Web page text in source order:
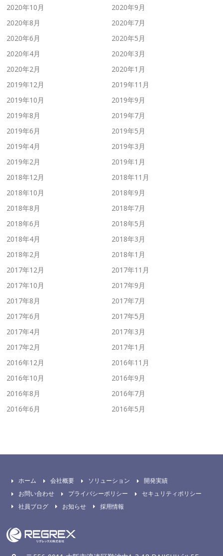
2020年10月
2020年9月
2020年8月
2020年7月
2020年6月
2020年5月
2020年4月
2020年3月
2020年2月
2020年1月
2019年12月
2019年11月
2019年10月
2019年9月
2019年8月
2019年7月
2019年6月
2019年5月
2019年4月
2019年3月
2019年2月
2019年1月
2018年12月
2018年11月
2018年10月
2018年9月
2018年8月
2018年7月
2018年6月
2018年5月
2018年4月
2018年3月
2018年2月
2018年1月
2017年12月
2017年11月
2017年10月
2017年9月
2017年8月
2017年7月
2017年6月
2017年5月
2017年4月
2017年3月
2017年2月
2017年1月
2016年12月
2016年11月
2016年10月
2016年9月
2016年8月
2016年7月
2016年6月
2016年5月
ホーム 会社概要 ソリューション
開発実績
お問い合わせ
プライバシーポリシー
セキュリティポリシー
社員ブログ
お知らせ 採用情報